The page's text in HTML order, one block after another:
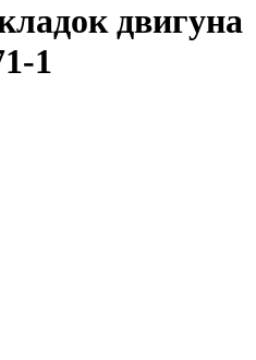
двигуна
1